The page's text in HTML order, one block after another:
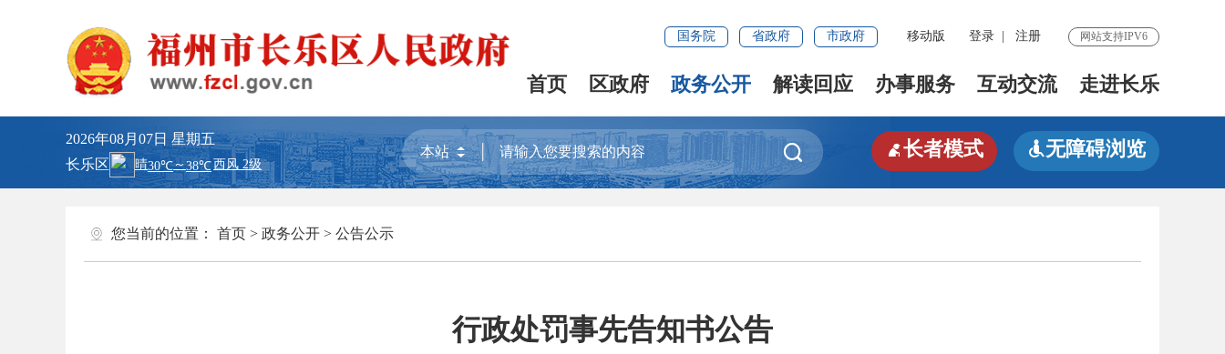
国务院 省政府 市政府 移动版 登录 注册 网站支持IPV6
首页 区政府 政务公开 解读回应 办事服务 互动交流 走进长乐
2026年08月07日 星期五
长乐区
 长者模式 无障碍浏览
您当前的位置： 首页 > 政务公开 > 公告公示
行政处罚事先告知书公告